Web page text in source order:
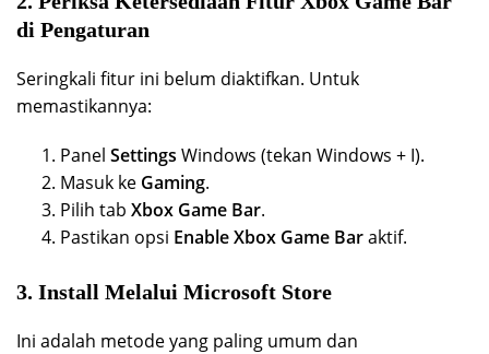
di Pengaturan
Seringkali fitur ini belum diaktifkan. Untuk
memastikannya:
Panel Settings Windows (tekan Windows + I).
Masuk ke Gaming.
Pilih tab Xbox Game Bar.
Pastikan opsi Enable Xbox Game Baraktif.
3. Install Melalui Microsoft Store
Ini adalah metode yang paling umum dan